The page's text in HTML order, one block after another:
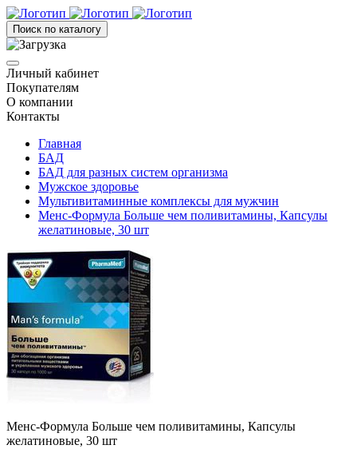
Поиск по каталогу
Личный кабинет
Покупателям
О компании
Контакты
Главная
БАД
БАД для разных систем организма
Мужское здоровье
Мультивитаминные комплексы для мужчин
Менс-Формула Больше чем поливитамины, Капсулы
желатиновые, 30 шт
Менс-Формула Больше чем поливитамины, Капсулы
желатиновые, 30 шт